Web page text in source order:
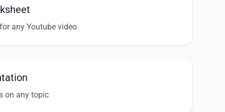
any Youtube video
on any topic